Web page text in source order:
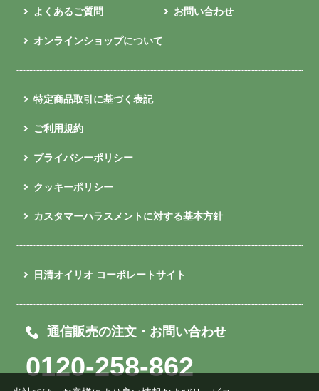
よくあるご質問 お問い合わせ
オンラインショップについて
特定商品取引に基づく表記
ご利用規約
プライバシーポリシー
クッキーポリシー
カスタマーハラスメントに対する基本方針
日清オイリオ コーポレートサイト
通信販売の注文・お問い合わせ
0120-258-862